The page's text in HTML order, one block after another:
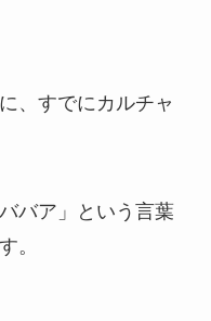
、すでにカルチャ
バア」という言葉
。